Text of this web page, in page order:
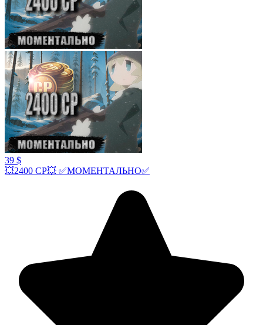
39 $
💥2400 СР💥 ✅МОМЕНТАЛЬНО✅